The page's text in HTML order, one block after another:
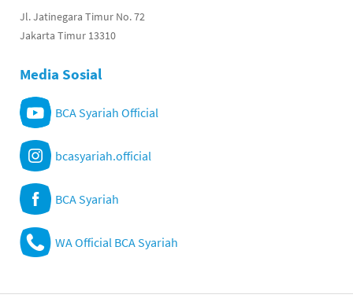
Jl. Jatinegara Timur No. 72
Jakarta Timur 13310
Media Sosial
BCA Syariah Official
bcasyariah.official
BCA Syariah
WA Official BCA Syariah